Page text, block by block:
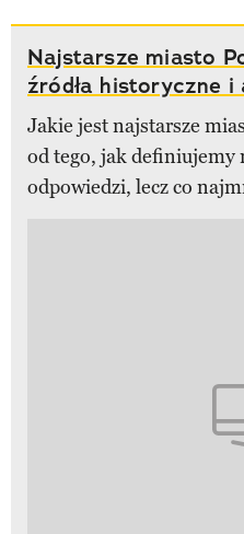
Najstarsze miasto
źródła historyczne i
Jakie jest najstarsze
od tego, jak definiujemy
odpowiedzi, lecz co